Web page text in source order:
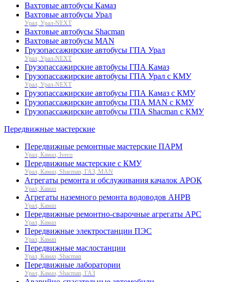
Вахтовые автобусы Камаз
Вахтовые автобусы Урал
Урал, Урал-NEXT
Вахтовые автобусы Shacman
Вахтовые автобусы MAN
Грузопассажирские автобусы ГПА Урал
Урал, Урал-NEXT
Грузопассажирские автобусы ГПА Камаз
Грузопассажирские автобусы ГПА Урал с КМУ
Урал, Урал-NEXT
Грузопассажирские автобусы ГПА Камаз с КМУ
Грузопассажирские автобусы ГПА MAN с КМУ
Грузопассажирские автобусы ГПА Shacman с КМУ
Передвижные мастерские
Передвижные ремонтные мастерские ПАРМ
Урал, Камаз, Iveco
Передвижные мастерские с КМУ
Урал, Камаз, Shacman, ГАЗ, MAN
Агрегаты ремонта и обслуживания качалок АРОК
Урал, Камаз
Агрегаты наземного ремонта водоводов АНРВ
Урал, Камаз
Передвижные ремонтно-сварочные агрегаты АРС
Урал, Камаз
Передвижные электростанции ПЭС
Урал, Камаз
Передвижные маслостанции
Урал, Камаз, Shacman
Передвижные лаборатории
Урал, Камаз, Shacman, ГАЗ